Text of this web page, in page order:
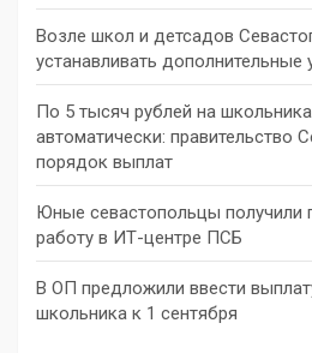
Возле школ и детсадов
устанавливать дополнительные
По 5 тысяч рублей на
автоматически: правительство
порядок выплат
Юные севастопольцы получили
работу в ИТ-центре ПСБ
В ОП предложили ввести
школьника к 1 сентября